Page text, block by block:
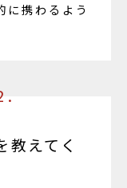
に携わるよう
教えてく